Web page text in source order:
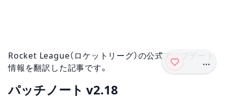
...
Rocket League（ロケットリーグ）の公式アップデート
情報を翻訳した記事です。
パッチノート v2.18